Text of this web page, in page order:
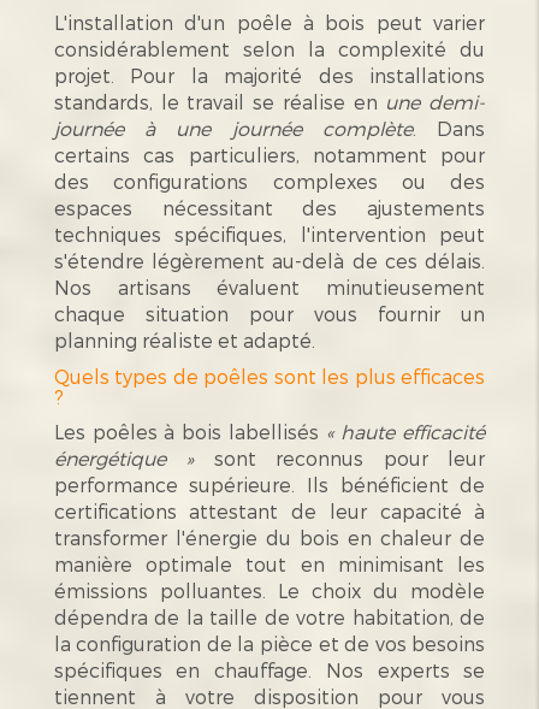
L'installation d'un poêle à bois peut varier
considérablement selon la complexité du
projet. Pour la majorité des installations
standards, le travail se réalise en une demi-
journée à une journée complète. Dans
certains cas particuliers, notamment pour
des configurations complexes ou des
espaces nécessitant des ajustements
techniques spécifiques, l'intervention peut
s'étendre légèrement au-delà de ces délais.
Nos artisans évaluent minutieusement
chaque situation pour vous fournir un
planning réaliste et adapté.
Quels types de poêles sont les plus efficaces
?
Les poêles à bois labellisés « haute efficacité
énergétique »sont reconnus pour leur
performance supérieure. Ils bénéficient de
certifications attestant de leur capacité à
transformer l'énergie du bois en chaleur de
manière optimale tout en minimisant les
émissions polluantes. Le choix du modèle
dépendra de la taille de votre habitation, de
la configuration de la pièce et de vos besoins
spécifiques en chauffage. Nos experts se
tiennent à votre disposition pour vous